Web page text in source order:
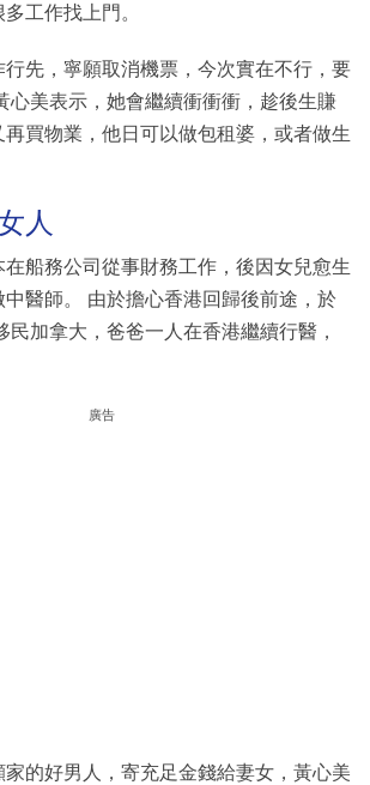
工作找上門。
行先，寧願取消機票，今次實在不行，要
心美表示，她會繼續衝衝衝，趁後生賺
買物業，他日可以做包租婆，或者做生
人
船務公司從事財務工作，後因女兒愈生
醫師。 由於擔心香港回歸後前途，於
民加拿大，爸爸一人在香港繼續行醫，
廣告
的好男人，寄充足金錢給妻女，黃心美